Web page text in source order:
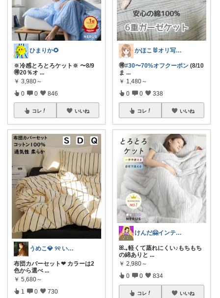
ひまりか🌻
🔆冷感とろとろケット🔆 〜8/9
🉐20％オ ...
￥ 3,980～
0 0 846
コレ いいね
うめこ💎 ୨୧ いつも感謝 ୨୧
布団カバーセット❤︎ カラーは2
色から選べ ...
￥ 5,680～
1 0 730
かほこ🐰オリ写350枚以上
🉐#30〜70%オフクーポン (8/10
ま ...
￥ 1,480～
0 0 338
コレ いいね
けんだ🤗インテリア多め
ꕤ.｡軽くて蒸れにくい♪もちもち
の綿ありと ...
￥ 2,980～
0 0 834
コレ いいね